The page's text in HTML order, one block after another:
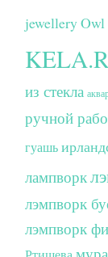
jewelleryOwl
из стекла
ручной
гуашь
лампворк
лэмпворк
лэмпворк